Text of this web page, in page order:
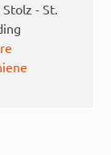
- St.